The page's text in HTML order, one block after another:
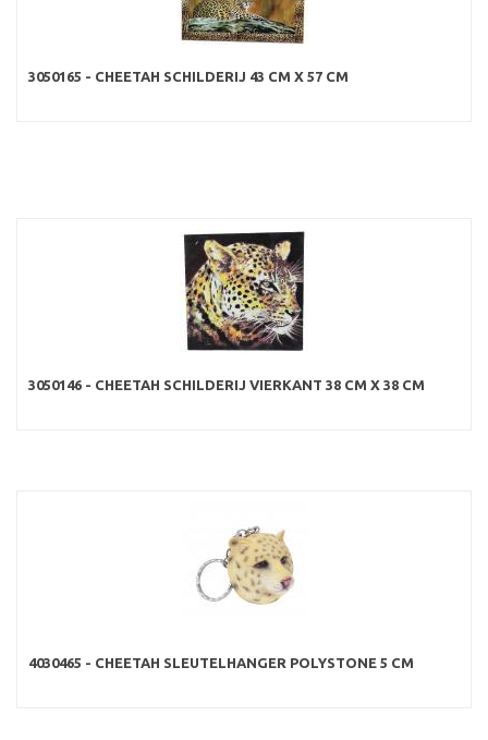
3050165 - CHEETAH SCHILDERIJ 43 CM X 57 CM
3050146 - CHEETAH SCHILDERIJ VIERKANT 38 CM X 38 CM
4030465 - CHEETAH SLEUTELHANGER POLYSTONE 5 CM